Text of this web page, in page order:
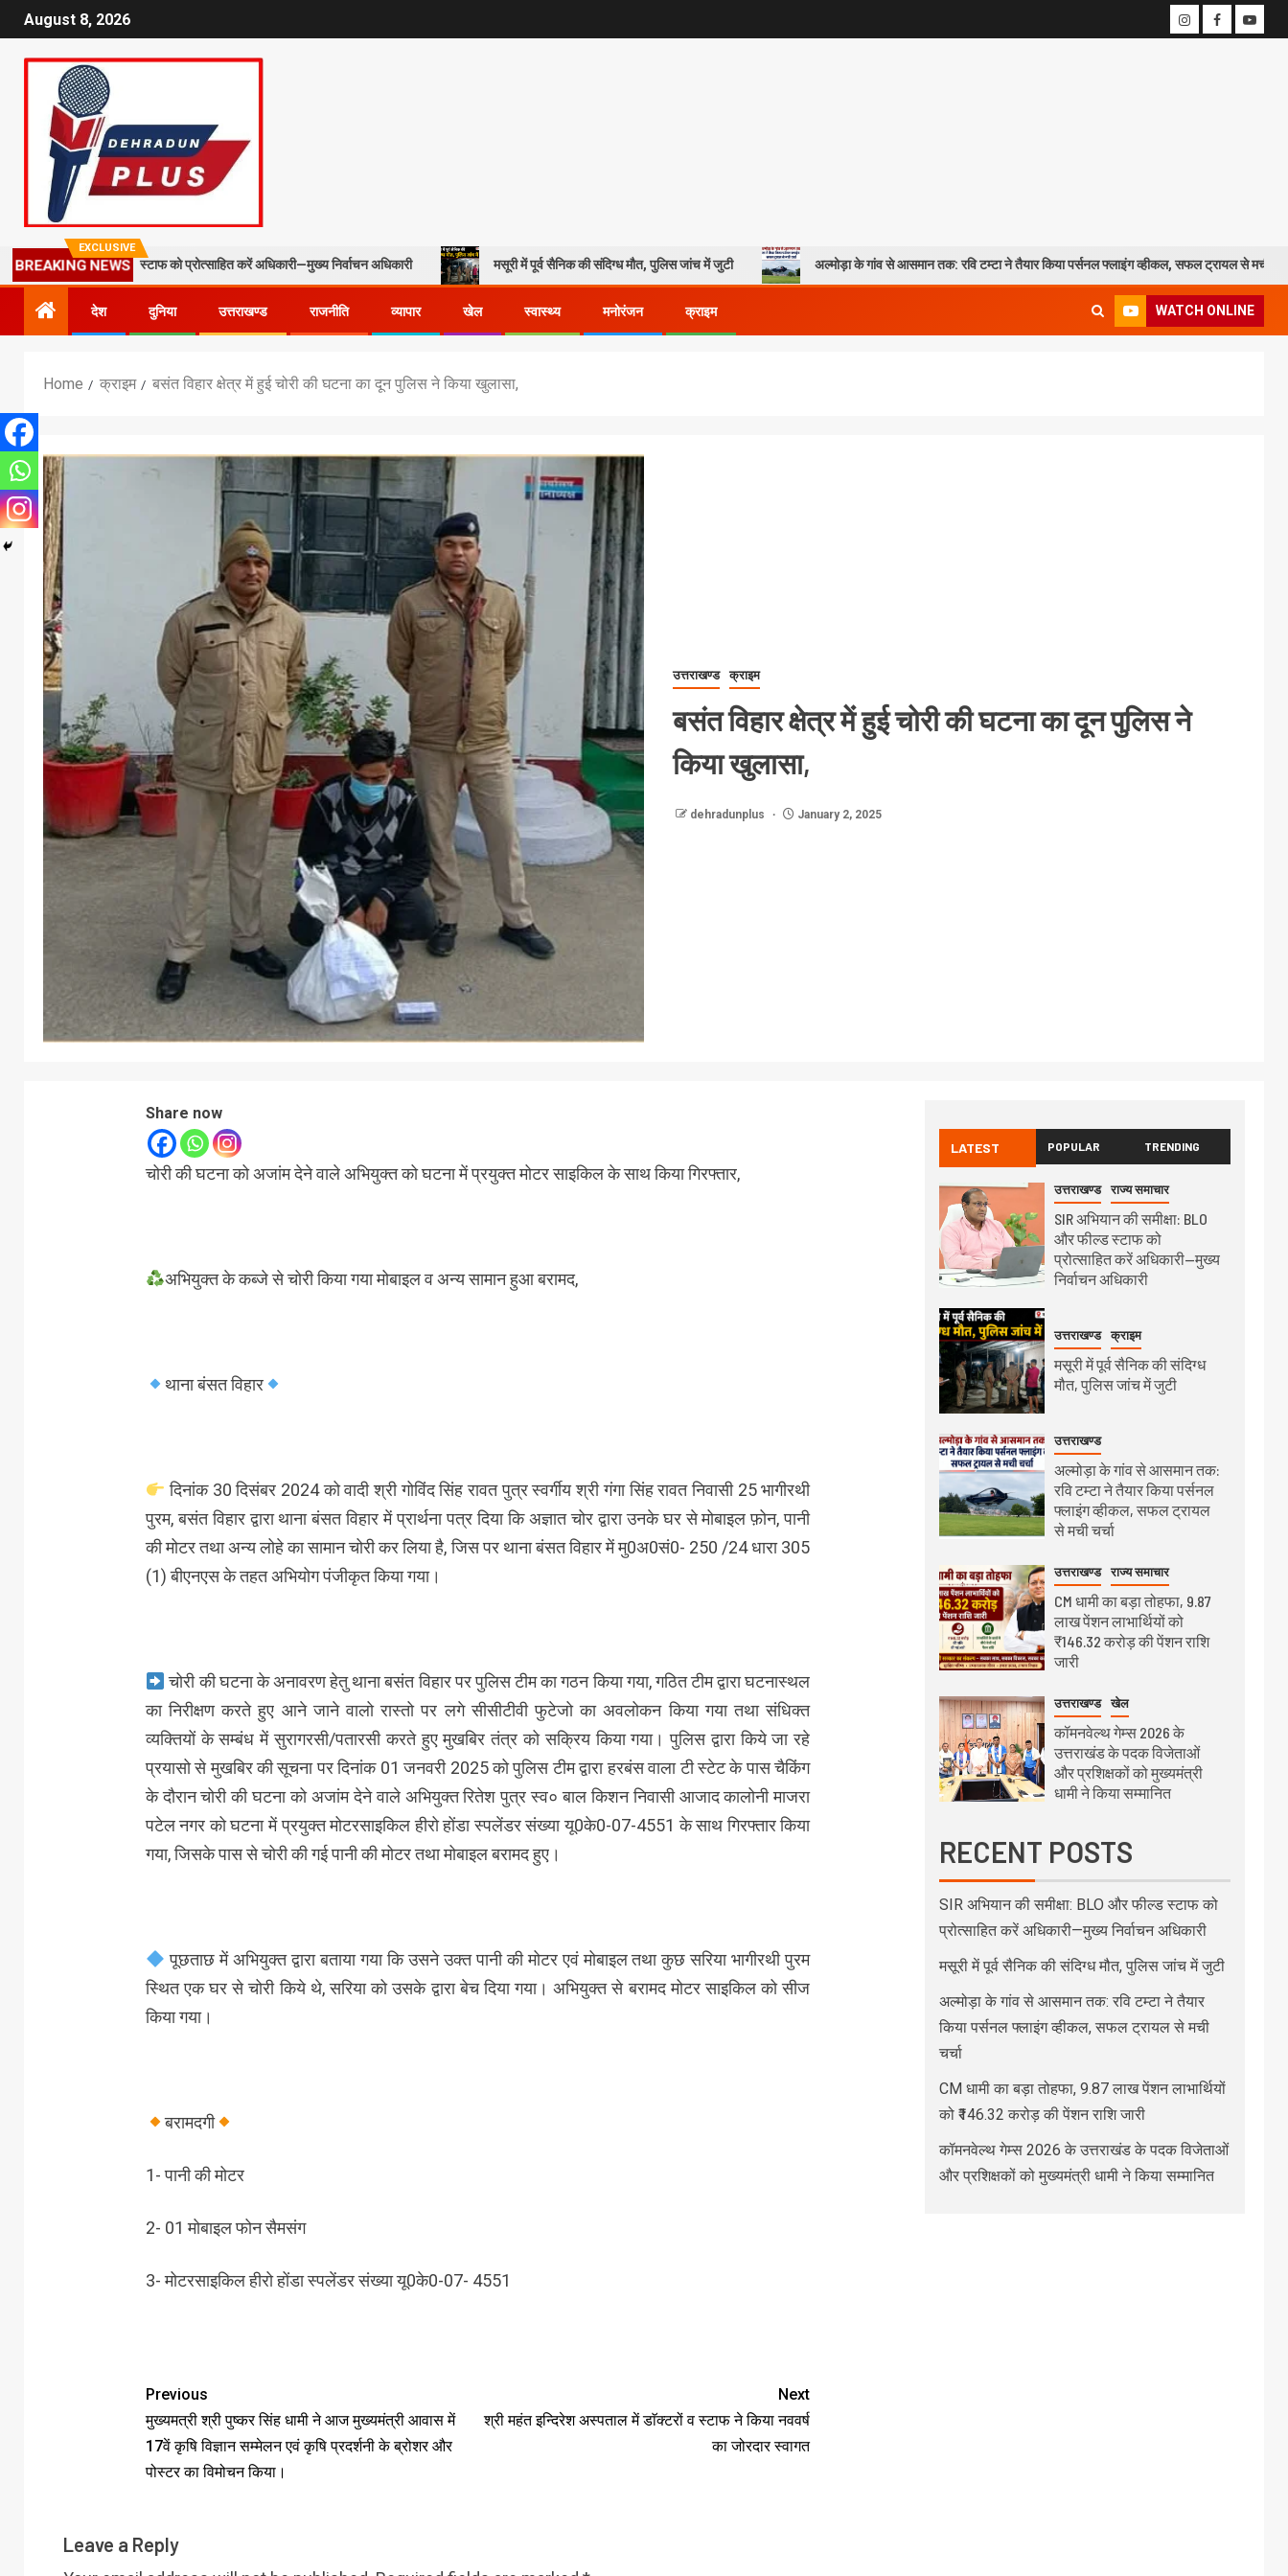
August 8, 2026
EXCLUSIVE
BREAKING NEWS
और फील्ड स्टाफ को प्रोत्साहित करें अधिकारी—मुख्य निर्वाचन अधिकारी मसूरी में पूर्व सैनिक की संदिग्ध मौत, पुलिस जांच में जुटी अल्मोड़ा के गांव से आसमान तक: रवि टम्टा ने तैयार किया पर्सनल फ्लाइंग व्हीकल, सफल ट्रायल से मची चर्चा
देश दुनिया उत्तराखण्ड राजनीति व्यापार खेल स्वास्थ्य मनोरंजन क्राइम WATCH ONLINE
Home क्राइम बसंत विहार क्षेत्र में हुई चोरी की घटना का दून पुलिस ने किया खुलासा,
उत्तराखण्ड क्राइम
बसंत विहार क्षेत्र में हुई चोरी की घटना का दून पुलिस ने
किया खुलासा,
dehradunplus January 2, 2025
Share now
चोरी की घटना को अजांम देने वाले अभियुक्त को घटना में प्रयुक्त मोटर साइकिल के साथ किया गिरफ्तार,
अभियुक्त के कब्जे से चोरी किया गया मोबाइल व अन्य सामान हुआ बरामद,
थाना बंसत विहार
दिनांक 30 दिसंबर 2024 को वादी श्री गोविंद सिंह रावत पुत्र स्वर्गीय श्री गंगा सिंह रावत निवासी 25 भागीरथी
पुरम, बसंत विहार द्वारा थाना बंसत विहार में प्रार्थना पत्र दिया कि अज्ञात चोर द्वारा उनके घर से मोबाइल फ़ोन, पानी
की मोटर तथा अन्य लोहे का सामान चोरी कर लिया है, जिस पर थाना बंसत विहार में मु0अ0सं0- 250 /24 धारा 305
(1) बीएनएस के तहत अभियोग पंजीकृत किया गया।
चोरी की घटना के अनावरण हेतु थाना बसंत विहार पर पुलिस टीम का गठन किया गया, गठित टीम द्वारा घटनास्थल
का निरीक्षण करते हुए आने जाने वालो रास्तो पर लगे सीसीटीवी फुटेजो का अवलोकन किया गया तथा संधिक्त
व्यक्तियों के सम्बंध में सुरागरसी/पतारसी करते हुए मुखबिर तंत्र को सक्रिय किया गया। पुलिस द्वारा किये जा रहे
प्रयासो से मुखबिर की सूचना पर दिनांक 01 जनवरी 2025 को पुलिस टीम द्वारा हरबंस वाला टी स्टेट के पास चैकिंग
के दौरान चोरी की घटना को अजांम देने वाले अभियुक्त रितेश पुत्र स्व० बाल किशन निवासी आजाद कालोनी माजरा
पटेल नगर को घटना में प्रयुक्त मोटरसाइकिल हीरो होंडा स्पलेंडर संख्या यू0के0-07-4551 के साथ गिरफ्तार किया
गया, जिसके पास से चोरी की गई पानी की मोटर तथा मोबाइल बरामद हुए।
पूछताछ में अभियुक्त द्वारा बताया गया कि उसने उक्त पानी की मोटर एवं मोबाइल तथा कुछ सरिया भागीरथी पुरम
स्थित एक घर से चोरी किये थे, सरिया को उसके द्वारा बेच दिया गया। अभियुक्त से बरामद मोटर साइकिल को सीज
किया गया।
बरामदगी
1- पानी की मोटर
2- 01 मोबाइल फोन सैमसंग
3- मोटरसाइकिल हीरो होंडा स्पलेंडर संख्या यू0के0-07- 4551
Previous
मुख्यमत्री श्री पुष्कर सिंह धामी ने आज मुख्यमंत्री आवास में
17वें कृषि विज्ञान सम्मेलन एवं कृषि प्रदर्शनी के ब्रोशर और
पोस्टर का विमोचन किया।
Next
श्री महंत इन्दिरेश अस्पताल में डाॅक्टरों व स्टाफ ने किया नववर्ष
का जोरदार स्वागत
Leave a Reply
LATEST POPULAR TRENDING
उत्तराखण्ड राज्य समाचार
SIR अभियान की समीक्षा: BLO
और फील्ड स्टाफ को
प्रोत्साहित करें अधिकारी—मुख्य
निर्वाचन अधिकारी
उत्तराखण्ड क्राइम
मसूरी में पूर्व सैनिक की संदिग्ध
मौत, पुलिस जांच में जुटी
उत्तराखण्ड
अल्मोड़ा के गांव से आसमान तक:
रवि टम्टा ने तैयार किया पर्सनल
फ्लाइंग व्हीकल, सफल ट्रायल
से मची चर्चा
उत्तराखण्ड राज्य समाचार
CM धामी का बड़ा तोहफा, 9.87
लाख पेंशन लाभार्थियों को
₹146.32 करोड़ की पेंशन राशि
जारी
उत्तराखण्ड खेल
कॉमनवेल्थ गेम्स 2026 के
उत्तराखंड के पदक विजेताओं
और प्रशिक्षकों को मुख्यमंत्री
धामी ने किया सम्मानित
RECENT POSTS
SIR अभियान की समीक्षा: BLO और फील्ड स्टाफ को
प्रोत्साहित करें अधिकारी—मुख्य निर्वाचन अधिकारी
मसूरी में पूर्व सैनिक की संदिग्ध मौत, पुलिस जांच में जुटी
अल्मोड़ा के गांव से आसमान तक: रवि टम्टा ने तैयार
किया पर्सनल फ्लाइंग व्हीकल, सफल ट्रायल से मची
चर्चा
CM धामी का बड़ा तोहफा, 9.87 लाख पेंशन लाभार्थियों
को ₹146.32 करोड़ की पेंशन राशि जारी
कॉमनवेल्थ गेम्स 2026 के उत्तराखंड के पदक विजेताओं
और प्रशिक्षकों को मुख्यमंत्री धामी ने किया सम्मानित